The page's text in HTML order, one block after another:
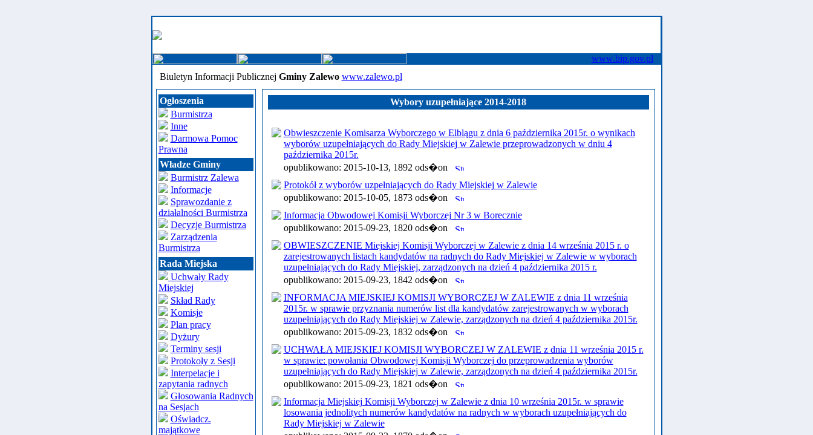
www.bip.gov.pl
Biuletyn Informacji Publicznej Gminy Zalewo www.zalewo.pl
Ogłoszenia
Burmistrza
Inne
Darmowa Pomoc
Prawna
Władze Gminy
Burmistrz Zalewa
Informacje
Sprawozdanie z
działalności Burmistrza
Decyzje Burmistrza
Zarządzenia
Burmistrza
Rada Miejska
Uchwały Rady
Miejskiej
Skład Rady
Komisje
Plan pracy
Dyżury
Terminy sesji
Protokoły z Sesji
Interpelacje i
zapytania radnych
Głosowania Radnych
na Sesjach
Oświadcz.
majątkowe
Wybory uzupełniające 2014-2018
Obwieszczenie Komisarza Wyborczego w Elblągu z dnia 6 października 2015r. o wynikach
wyborów uzupełniających do Rady Miejskiej w Zalewie przeprowadzonych w dniu 4
października 2015r.
opublikowano: 2015-10-13, 1892 ods�on
Protokół z wyborów uzpełniających do Rady Miejskiej w Zalewie
opublikowano: 2015-10-05, 1873 ods�on
Informacja Obwodowej Komisji Wyborczej Nr 3 w Borecznie
opublikowano: 2015-09-23, 1820 ods�on
OBWIESZCZENIE Miejskiej Komisji Wyborczej w Zalewie z dnia 14 września 2015 r. o
zarejestrowanych listach kandydatów na radnych do Rady Miejskiej w Zalewie w wyborach
uzupełniających do Rady Miejskiej, zarządzonych na dzień 4 października 2015 r.
opublikowano: 2015-09-23, 1842 ods�on
INFORMACJA MIEJSKIEJ KOMISJI WYBORCZEJ W ZALEWIE z dnia 11 września
2015r. w sprawie przyznania numerów list dla kandydatów zarejestrowanych w wyborach
uzupełniających do Rady Miejskiej w Zalewie, zarządzonych na dzień 4 października 2015r.
opublikowano: 2015-09-23, 1832 ods�on
UCHWAŁA MIEJSKIEJ KOMISJI WYBORCZEJ W ZALEWIE z dnia 11 września 2015 r.
w sprawie: powołania Obwodowej Komisji Wyborczej do przeprowadzenia wyborów
uzupełniających do Rady Miejskiej w Zalewie, zarządzonych na dzień 4 października 2015r.
opublikowano: 2015-09-23, 1821 ods�on
Informacja Miejskiej Komisji Wyborczej w Zalewie z dnia 10 września 2015r. w sprawie
losowania jednolitych numerów kandydatów na radnych w wyborach uzupełniających do
Rady Miejskiej w Zalewie